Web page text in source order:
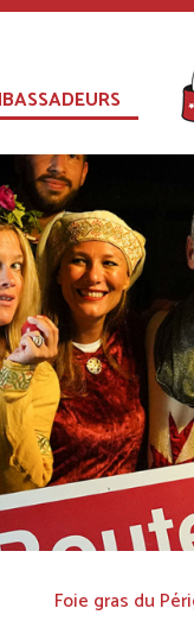
Foie gras du